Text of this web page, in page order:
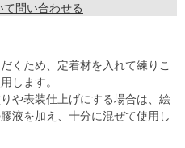
て問い合わせる
くため、定着材を入れて練りこ
します。
や表装仕上げにする場合は、絵
液を加え、十分に混ぜて使用し